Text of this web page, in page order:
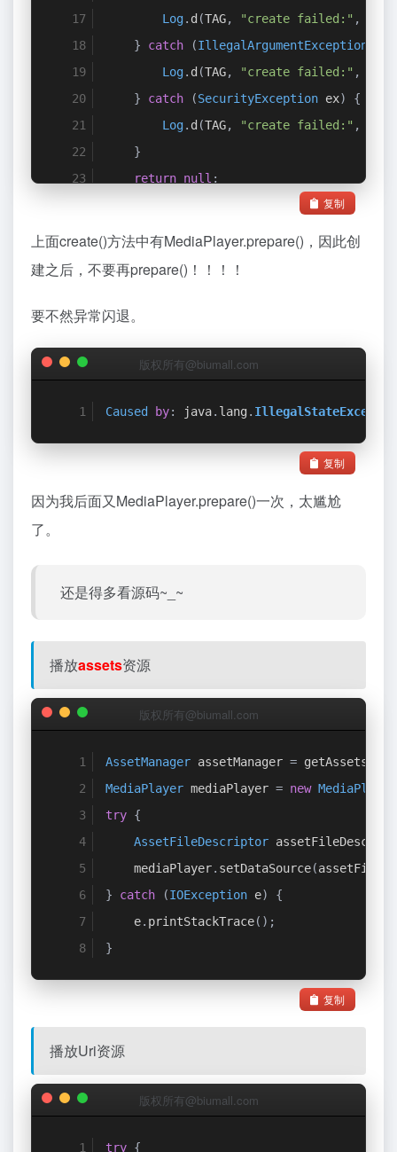
Log. d (TAG, "create failed:" ,
}
catch (IllegalArgumentException
Log. d (TAG, "create failed:" ,
}
catch (SecurityException ex)
{
Log. d (TAG, "create failed:" ,
}
return null ;
复制
上面create()方法中有MediaPlayer.prepare()，因此创
建之后，不要再prepare()！！！！
要不然异常闪退。
版权所有@biumall.com
Caused by: java. lang .
复制
因为我后面又MediaPlayer.prepare()一次，太尴尬
了。
还是得多看源码~_~
播放assets资源
版权所有@biumall.com
AssetManager assetManager = getAssets
MediaPlayer mediaPlayer = new MediaPlayer
try {
AssetFileDescriptor
mediaPlayer. setDataSource(
}
catch (IOException e)
{
e. printStackTrace();
}
复制
播放Uri资源
版权所有@biumall.com
try {